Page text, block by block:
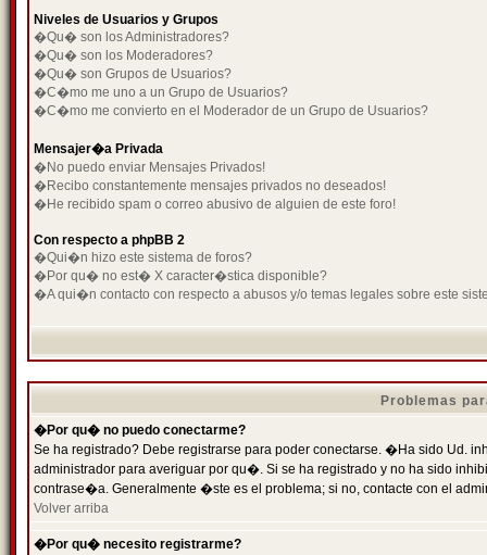
Niveles de Usuarios y Grupos
�Qu� son los Administradores?
�Qu� son los Moderadores?
�Qu� son Grupos de Usuarios?
�C�mo me uno a un Grupo de Usuarios?
�C�mo me convierto en el Moderador de un Grupo de Usuarios?
Mensajer�a Privada
�No puedo enviar Mensajes Privados!
�Recibo constantemente mensajes privados no deseados!
�He recibido spam o correo abusivo de alguien de este foro!
Con respecto a phpBB 2
�Qui�n hizo este sistema de foros?
�Por qu� no est� X caracter�stica disponible?
�A qui�n contacto con respecto a abusos y/o temas legales sobre este
Problemas
�Por qu� no puedo conectarme?
Se ha registrado? Debe registrarse para poder conectarse. �Ha sido Ud.
administrador para averiguar por qu�. Si se ha registrado y no ha sido
contrase�a. Generalmente �ste es el problema; si no, contacte con el
Volver arriba
�Por qu� necesito registrarme?